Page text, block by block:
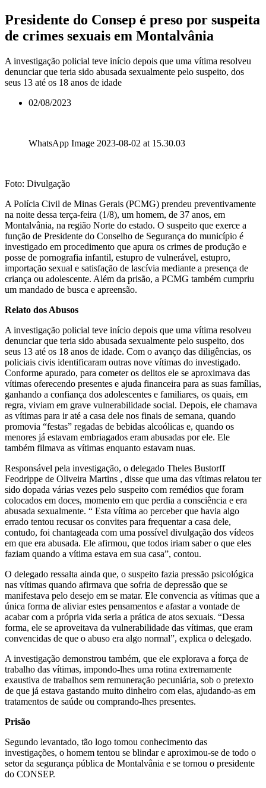
Presidente do Consep é preso por suspeita
de crimes sexuais em Montalvânia
A investigação policial teve início depois que uma vítima resolveu
denunciar que teria sido abusada sexualmente pelo suspeito, dos
seus 13 até os 18 anos de idade
02/08/2023
WhatsApp Image 2023-08-02 at 15.30.03
Foto: Divulgação
A Polícia Civil de Minas Gerais (PCMG) prendeu preventivamente
na noite dessa terça-feira (1/8), um homem, de 37 anos, em
Montalvânia, na região Norte do estado. O suspeito que exerce a
função de Presidente do Conselho de Segurança do município é
investigado em procedimento que apura os crimes de produção e
posse de pornografia infantil, estupro de vulnerável, estupro,
importação sexual e satisfação de lascívia mediante a presença de
criança ou adolescente. Além da prisão, a PCMG também cumpriu
um mandado de busca e apreensão.
Relato dos Abusos
A investigação policial teve início depois que uma vítima resolveu
denunciar que teria sido abusada sexualmente pelo suspeito, dos
seus 13 até os 18 anos de idade. Com o avanço das diligências, os
policiais civis identificaram outras nove vítimas do investigado.
Conforme apurado, para cometer os delitos ele se aproximava das
vítimas oferecendo presentes e ajuda financeira para as suas famílias,
ganhando a confiança dos adolescentes e familiares, os quais, em
regra, viviam em grave vulnerabilidade social. Depois, ele chamava
as vítimas para ir até a casa dele nos finais de semana, quando
promovia “festas” regadas de bebidas alcoólicas e, quando os
menores já estavam embriagados eram abusadas por ele. Ele
também filmava as vítimas enquanto estavam nuas.
Responsável pela investigação, o delegado Theles Bustorff
Feodrippe de Oliveira Martins , disse que uma das vítimas relatou ter
sido dopada várias vezes pelo suspeito com remédios que foram
colocados em doces, momento em que perdia a consciência e era
abusada sexualmente. “ Esta vítima ao perceber que havia algo
errado tentou recusar os convites para frequentar a casa dele,
contudo, foi chantageada com uma possível divulgação dos vídeos
em que era abusada. Ele afirmou, que todos iriam saber o que eles
faziam quando a vítima estava em sua casa”, contou.
O delegado ressalta ainda que, o suspeito fazia pressão psicológica
nas vítimas quando afirmava que sofria de depressão que se
manifestava pelo desejo em se matar. Ele convencia as vítimas que a
única forma de aliviar estes pensamentos e afastar a vontade de
acabar com a própria vida seria a prática de atos sexuais. “Dessa
forma, ele se aproveitava da vulnerabilidade das vítimas, que eram
convencidas de que o abuso era algo normal”, explica o delegado.
A investigação demonstrou também, que ele explorava a força de
trabalho das vítimas, impondo-lhes uma rotina extremamente
exaustiva de trabalhos sem remuneração pecuniária, sob o pretexto
de que já estava gastando muito dinheiro com elas, ajudando-as em
tratamentos de saúde ou comprando-lhes presentes.
Prisão
Segundo levantado, tão logo tomou conhecimento das
investigações, o homem tentou se blindar e aproximou-se de todo o
setor da segurança pública de Montalvânia e se tornou o presidente
do CONSEP.